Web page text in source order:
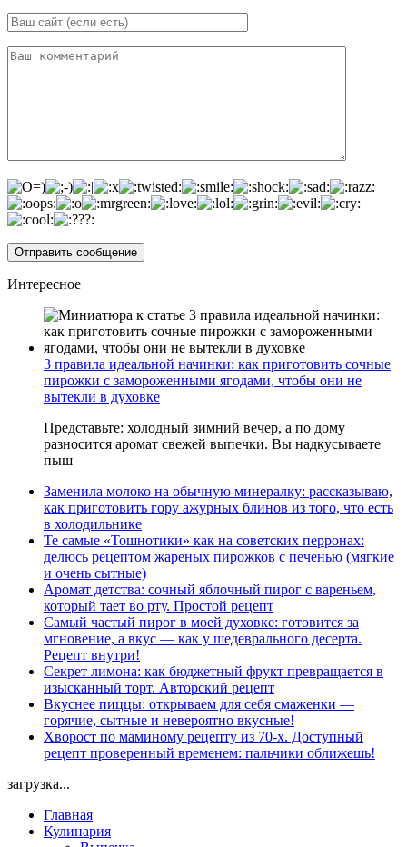
Интересное
3 правила идеальной начинки: как приготовить сочные
пирожки с замороженными ягодами, чтобы они не
вытекли в духовке
Представьте: холодный зимний вечер, а по дому
разносится аромат свежей выпечки. Вы надкусываете
пыш
Заменила молоко на обычную минералку: рассказываю,
как приготовить гору ажурных блинов из того, что есть
в холодильнике
Те самые «Тошнотики» как на советских перронах:
делюсь рецептом жареных пирожков с печенью (мягкие
и очень сытные)
Аромат детства: сочный яблочный пирог с вареньем,
который тает во рту. Простой рецепт
Самый частый пирог в моей духовке: готовится за
мгновение, а вкус — как у шедеврального десерта.
Рецепт внутри!
Секрет лимона: как бюджетный фрукт превращается в
изысканный торт. Авторский рецепт
Вкуснее пиццы: открываем для себя смаженки —
горячие, сытные и невероятно вкусные!
Хворост по маминому рецепту из 70-х. Доступный
рецепт проверенный временем: пальчики оближешь!
загрузка...
Главная
Кулинария